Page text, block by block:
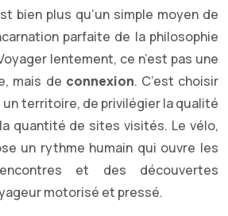
bien plus qu’un simple moyen de
parfaite de la philosophie
lentement, ce n’est pas une
mais de connexion. C’est choisir
un territoire, de privilégier la qualité
quantité de sites visités. Le vélo,
un rythme humain qui ouvre les
et des découvertes
motorisé et pressé.